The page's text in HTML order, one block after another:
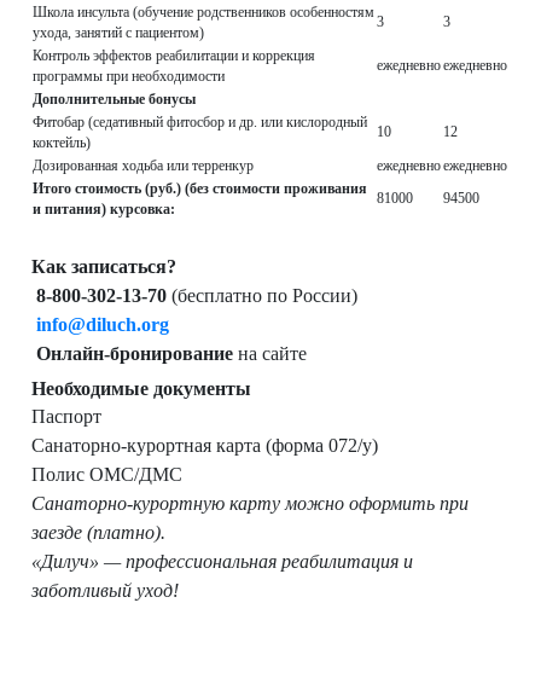
Школа инсульта (обучение родственников особенностям
ухода, занятий с пациентом)
3
3
Контроль эффектов реабилитации и коррекция
программы при необходимости
ежедневноежедневно
Дополнительные бонусы
Фитобар (седативный фитосбор и др. или кислородный
коктейль)
10
12
Дозированная ходьба или терренкур
ежедневноежедневно
Итого стоимость (руб.) (без стоимости проживания
и питания) курсовка:
81000 94500
Как записаться?
8-800-302-13-70 (бесплатно по России)
info@diluch.org
Онлайн-бронирование на сайте
Необходимые документы
Паспорт
Санаторно-курортная карта (форма 072/у)
Полис ОМС/ДМС
Санаторно-курортную карту можно оформить при
заезде (платно).
«Дилуч» — профессиональная реабилитация и
заботливый уход!